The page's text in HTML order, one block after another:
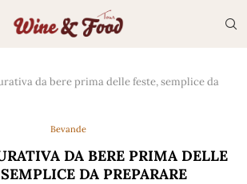
da bere prima delle feste, semplice da
Bevande
DA BERE PRIMA DELLE
DA PREPARARE